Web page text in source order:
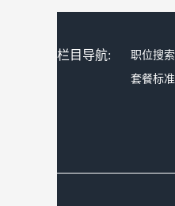
栏目导航: 职位搜索
套餐标准